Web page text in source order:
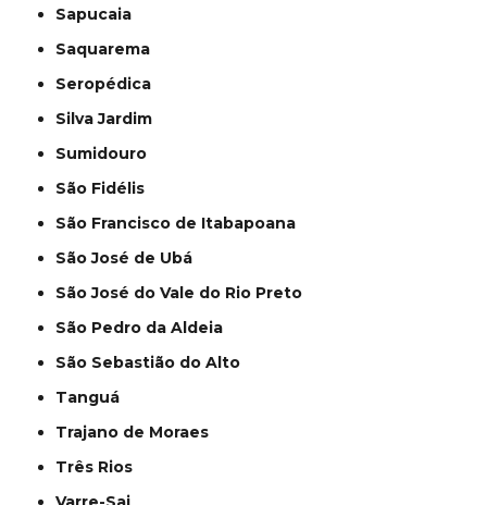
Sapucaia
Saquarema
Seropédica
Silva Jardim
Sumidouro
São Fidélis
São Francisco de Itabapoana
São José de Ubá
São José do Vale do Rio Preto
São Pedro da Aldeia
São Sebastião do Alto
Tanguá
Trajano de Moraes
Três Rios